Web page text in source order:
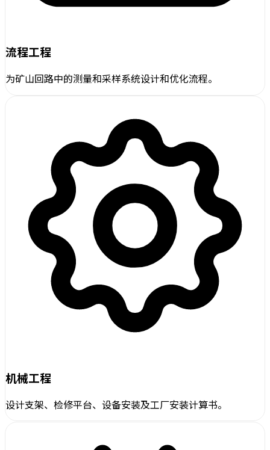
流程工程
为矿山回路中的测量和采样系统设计和优化流程。
机械工程
设计支架、检修平台、设备安装及工厂安装计算书。